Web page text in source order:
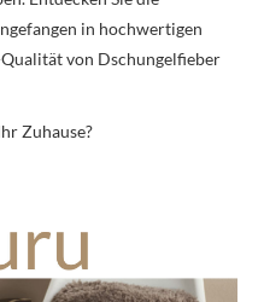
in hochwertigen
von Dschungelfieber
Zuhause?